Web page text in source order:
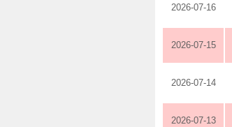
2026-07-16
2026-07-15
2026-07-14
2026-07-13